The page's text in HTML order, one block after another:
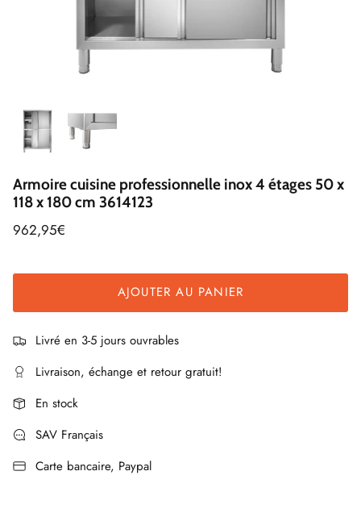
Armoire cuisine professionnelle inox 4 étages 50 x
118 x 180 cm 3614123
962,95€
AJOUTER AU PANIER
Livré en 3-5 jours ouvrables
Livraison, échange et retour gratuit!
En stock
SAV Français
Carte bancaire, Paypal